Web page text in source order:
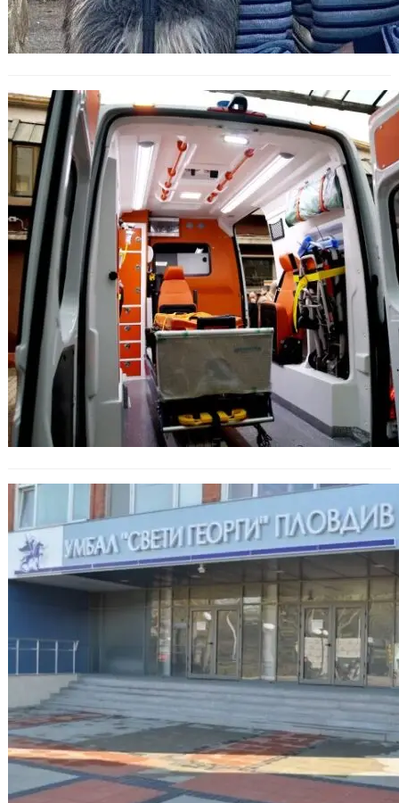
Във Варна разследват причини за
смърт на дете в линейка
Смъртта на британски гражданин в
пловдивска болница подлежи на
разследване след инцидент с
охраната.